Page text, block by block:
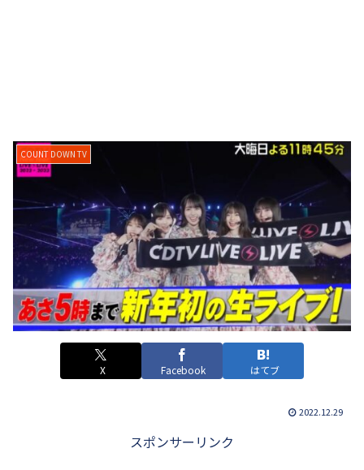
COUNT DOWN TV
X Facebook はてブ
2022.12.29
スポンサーリンク